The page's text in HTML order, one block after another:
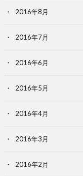
2016年8月
2016年7月
2016年6月
2016年5月
2016年4月
2016年3月
2016年2月